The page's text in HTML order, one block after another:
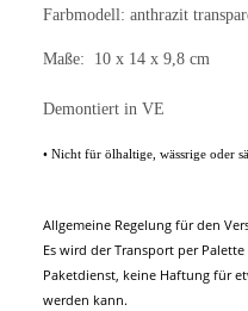
Farbmodell: anthrazit
Maße: 10 x 14 x 9,8 cm
Demontiert in VE
• Nicht für ölhaltige, wässrige oder
Allgemeine Regelung für den
Es wird der Transport per
Paketdienst, keine Haftung für
werden kann.